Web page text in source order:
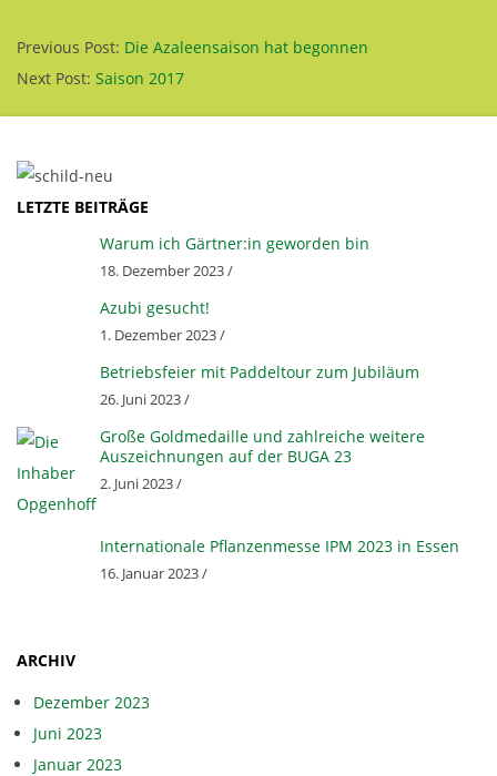
O
P
G
O
F
B
R
Previous Post: Die Azaleensaison hat begonnen
Next Post: Saison 2017
LETZTE BEITRÄGE
Warum ich Gärtner:in geworden bin
18. Dezember 2023 /
Azubi gesucht!
1. Dezember 2023 /
Betriebsfeier mit Paddeltour zum Jubiläum
26. Juni 2023 /
Große Goldmedaille und zahlreiche weitere
Auszeichnungen auf der BUGA 23
2. Juni 2023 /
Internationale Pflanzenmesse IPM 2023 in Essen
16. Januar 2023 /
ARCHIV
Dezember 2023
Juni 2023
Januar 2023